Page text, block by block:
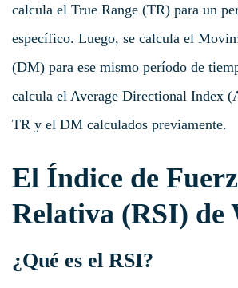
calcula el True Range (TR) para un
específico. Luego, se calcula el
(DM) para ese mismo período de
calcula el Average Directional Index
TR y el DM calculados previamente.
El Índice de
Relativa (RSI) de
¿Qué es el RSI?